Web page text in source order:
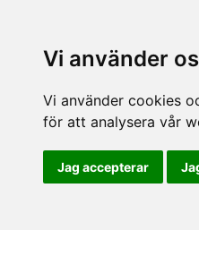
Vi använder
Vi använder cookies
för att analysera vår
Jag accepterar